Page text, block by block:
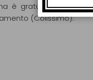
è gratuita per
(Colissimo).